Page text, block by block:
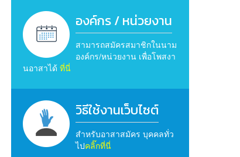
องค์กร / หน่วยงาน
สามารถสมัครสมาชิกในนาม
องค์กร/หน่วยงาน เพื่อโพสงา
นอาสาได้ ที่นี่
วิธีใช้งานเว็บไซต์
สำหรับอาสาสมัคร บุคคลทั่ว
ไปคลิ๊กที่นี่